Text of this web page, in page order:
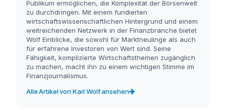
Publikum ermöglichen, die Komplexität der Börsenwelt
zu durchdringen. Mit einem fundierten
wirtschaftswissenschaftlichen Hintergrund und einem
weitreichenden Netzwerk in der Finanzbranche bietet
Wolf Einblicke, die sowohl für Marktneulinge als auch
für erfahrene Investoren von Wert sind. Seine
Fähigkeit, komplizierte Wirtschaftsthemen zugänglich
zu machen, macht ihn zu einem wichtigen Stimme im
Finanzjournalismus.
Alle Artikel von Karl Wolf ansehen